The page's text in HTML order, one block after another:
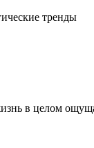
тренды
в целом